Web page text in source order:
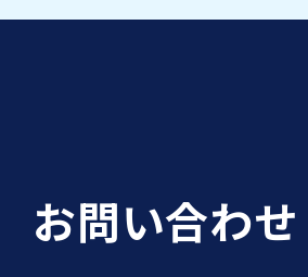
お問い合わせ